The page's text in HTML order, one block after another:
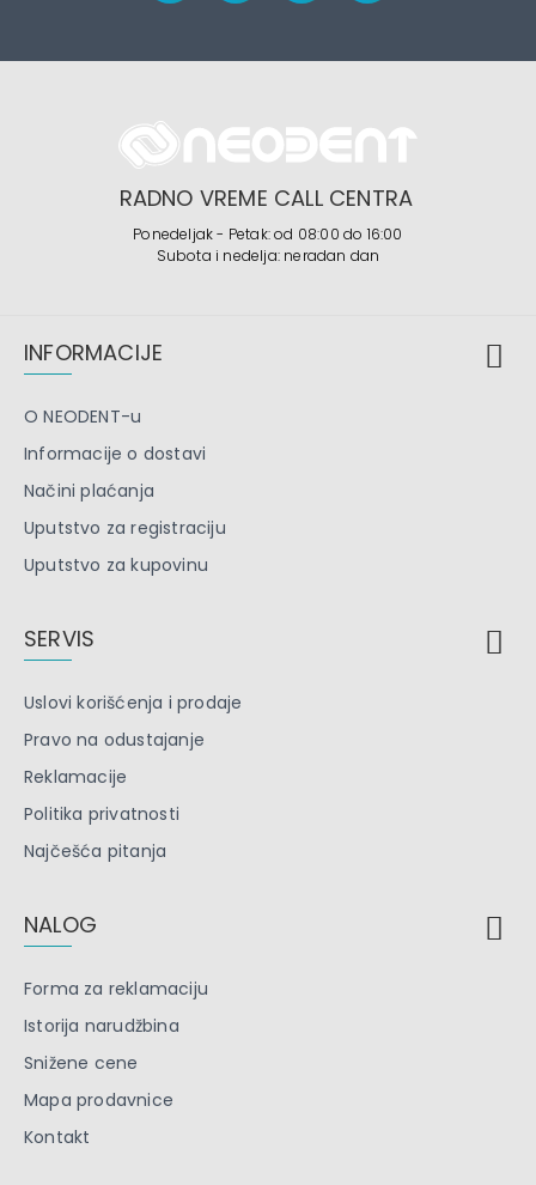
RADNO VREME CALL CENTRA
Ponedeljak - Petak: od 08:00 do 16:00
Subota i nedelja: neradan dan
INFORMACIJE
O NEODENT-u
Informacije o dostavi
Načini plaćanja
Uputstvo za registraciju
Uputstvo za kupovinu
SERVIS
Uslovi korišćenja i prodaje
Pravo na odustajanje
Reklamacije
Politika privatnosti
Najčešća pitanja
NALOG
Forma za reklamaciju
Istorija narudžbina
Snižene cene
Mapa prodavnice
Kontakt